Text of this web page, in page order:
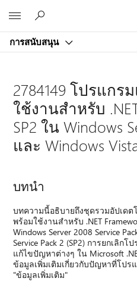
การสนับสนุน
2784149 โปรแก
ใช้งานสําหรับ
SP2 ใน Windows
และ Windows
บทนำ
บทความนี้อธิบายถึงชุดรวมอัปเด
พร้อมใช้งานสําหรับ .NET
Windows Server 2008 Service
Service Pack 2 (SP2) การยกเลิ
แก้ไขปัญหาต่างๆ ใน Microsoft
ข้อมูลเพิ่มเติมเกี่ยวกับปัญหาที่โป
"ข้อมูลเพิ่มเติม"